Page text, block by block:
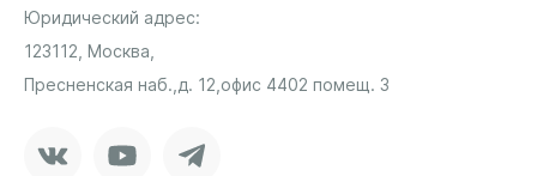
Юридический адрес:
123112, Москва,
Пресненская наб., д. 12, офис 4402 помещ. 3
VkontakteYoutube